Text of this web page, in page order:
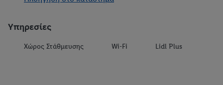
Υπηρεσίες
Χώρος Στάθμευσης Wi-Fi Lidl Plus